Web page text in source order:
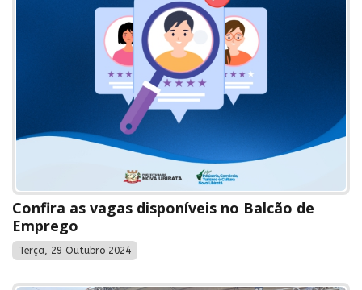
Confira as vagas disponíveis no Balcão de
Emprego
Terça, 29 Outubro 2024